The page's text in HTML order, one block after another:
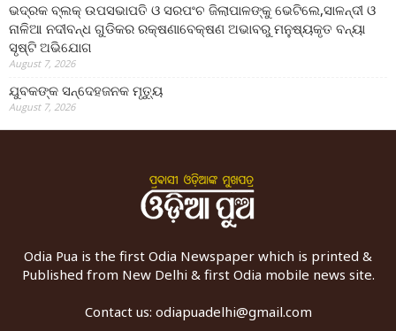
ଭଦ୍ରକ ବ୍ଲକ୍ ଉପସଭାପତି ଓ ସରପଂଚ ଜିଲାପାଳଙ୍କୁ ଭେଟିଲେ,ସାଳନ୍ଦୀ ଓ
ନାଳିଆ ନଦୀବନ୍ଧ ଗୁଡିକର ରକ୍ଷଣାବେକ୍ଷଣ ଅଭାବରୁ ମନୁଷ୍ୟକୃତ ବନ୍ୟା
ସୃଷ୍ଟି ଅଭିଯୋଗ
August 7, 2026
ଯୁବକଙ୍କ ସନ୍ଦେହଜନକ ମୃତ୍ୟୁ
August 7, 2026
Odia Pua is the first Odia Newspaper which is printed &
Published from New Delhi & first Odia mobile news site.
Contact us: odiapuadelhi@gmail.com